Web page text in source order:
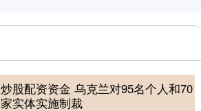
炒股配资资金 乌克兰对95名个人和70
家实体实施制裁